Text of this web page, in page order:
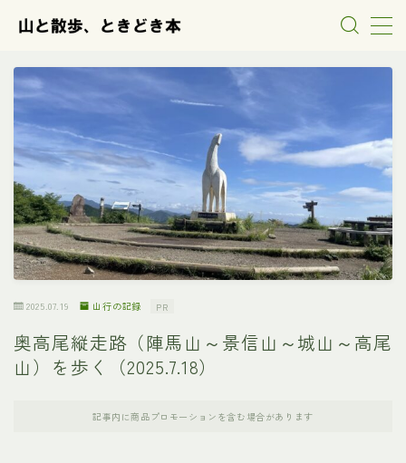
MENU
山行の記録
散歩の記録
本の紹介
雑記
2025.07.19 山行の記録 PR
奥高尾縦走路（陣馬山～景信山～城山～高尾
山）を歩く（2025.7.18）
記事内に商品プロモーションを含む場合があります